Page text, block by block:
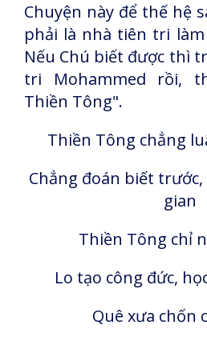
Chuyện này để thế hệ
phải là nhà tiên tri
Nếu Chú biết được thì
tri Mohammed rồi,
Thiền Tông".
Thiền Tông chẳng
Chẳng đoán biết
gian
Thiền Tông chỉ
Lo tạo công đức,
Quê xưa chốn